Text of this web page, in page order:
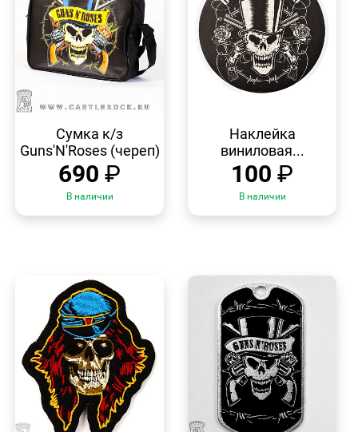
ПРОСМОТР
Сумка к/з
Guns'N'Roses (череп)
690 ₽
В наличии
ПРОСМОТР
Наклейка
виниловая...
100 ₽
В наличии